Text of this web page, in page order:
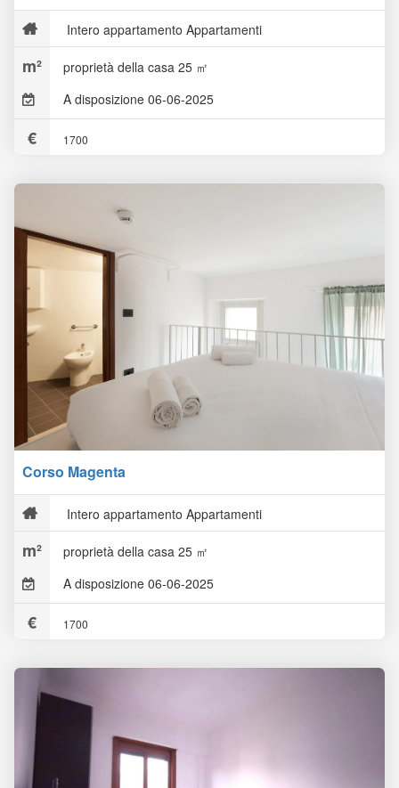
Intero appartamento Appartamenti
proprietà della casa 25 ㎡
A disposizione 06-06-2025
1700
Corso Magenta
Intero appartamento Appartamenti
proprietà della casa 25 ㎡
A disposizione 06-06-2025
1700